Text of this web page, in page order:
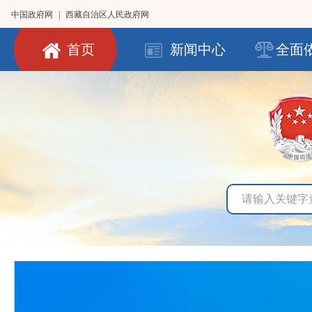
中国政府网 西藏自治区人民政府网
首页 新闻中心 全面